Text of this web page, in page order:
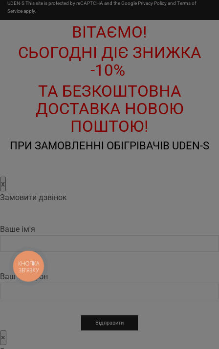
UDEN-S This site is protected by reCAPTCHA and the Google Privacy Policyand Terms of
Serviceapply.
ВІТАЄМО!
СЬОГОДНІ ДІЄ ЗНИЖКА
-10%
ТА БЕЗКОШТОВНА
ДОСТАВКА НОВОЮ
ПОШТОЮ!
ПРИ ЗАМОВЛЕННІ ОБІГРІВАЧІВ UDEN-S
x
Замовити дзвінок
Ваше ім'я
Ваш телефон
×
КНОПКА
ЗВ'ЯЗКУ